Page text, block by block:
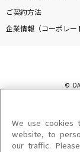
夏山よつぎ
ご契約方法
企業情報（コーポレー
©
このサイトに掲載され
を問わず、著作権法の
を禁じます。
楽曲及びコンテンツは
We use cookies
website, to
our traffic.